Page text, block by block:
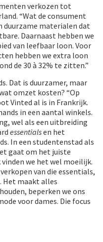
verkozen tot
“Wat de consument
duurzame materialen dat
Daarnaast hebben we
van leefbaar loon. Voor
hebben we extra loon
de 30 à 32% te zitten.”
Dat is duurzamer, maar
omzet kosten? “Op
Vinted al is in Frankrijk.
in een aantal winkels.
wel als een uitbreiding
essentialsen het
In een studentenstad als
gaat om het juiste
we het wel moeilijk.
van die essentials,
Het maakt alles
beperken we ons
voor dames. Die focus